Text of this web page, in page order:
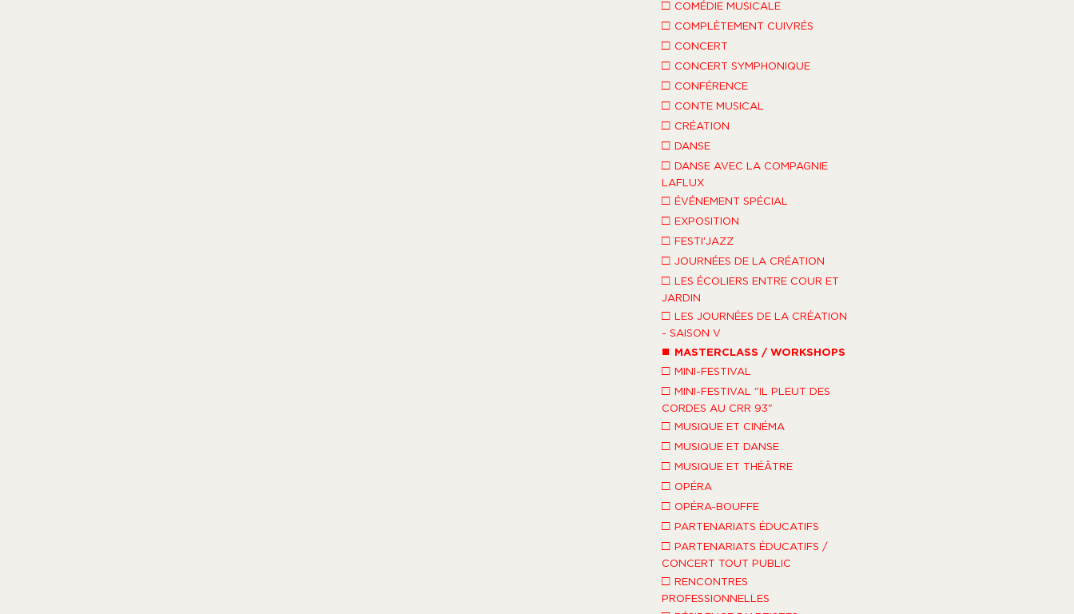
□ COMÉDIE MUSICALE
□ COMPLÈTEMENT CUIVRÉS
□ CONCERT
□ CONCERT SYMPHONIQUE
□ CONFÉRENCE
□ CONTE MUSICAL
□ CRÉATION
□ DANSE
□ DANSE AVEC LA COMPAGNIE
LAFLUX
□ ÉVÉNEMENT SPÉCIAL
□ EXPOSITION
□ FESTI'JAZZ
□ JOURNÉES DE LA CRÉATION
□ LES ÉCOLIERS ENTRE COUR ET
JARDIN
□ LES JOURNÉES DE LA CRÉATION
- SAISON V
■ MASTERCLASS / WORKSHOPS
□ MINI-FESTIVAL
□ MINI-FESTIVAL "IL PLEUT DES
CORDES AU CRR 93"
□ MUSIQUE ET CINÉMA
□ MUSIQUE ET DANSE
□ MUSIQUE ET THÉÂTRE
□ OPÉRA
□ OPÉRA-BOUFFE
□ PARTENARIATS ÉDUCATIFS
□ PARTENARIATS ÉDUCATIFS /
CONCERT TOUT PUBLIC
□ RENCONTRES
PROFESSIONNELLES